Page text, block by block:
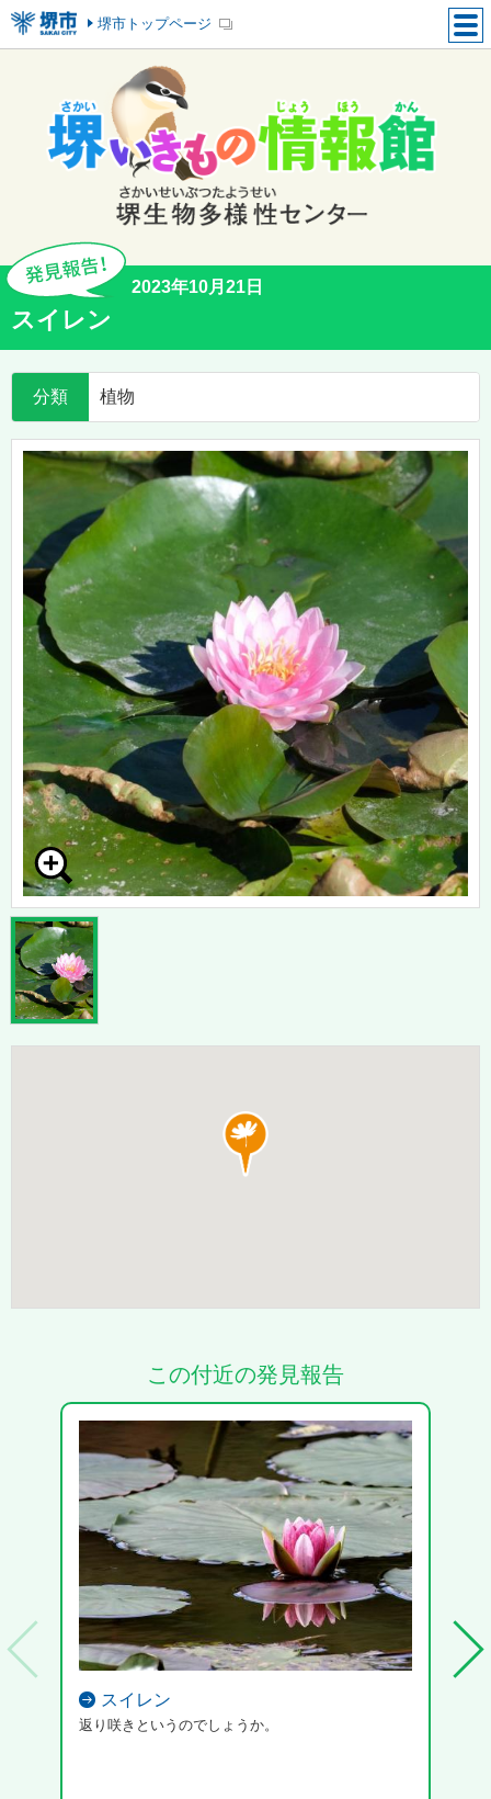
堺市トップページ
2023年10月21日
スイレン
分類 植物
この付近の発見報告
スイレン
返り咲きというのでしょうか。